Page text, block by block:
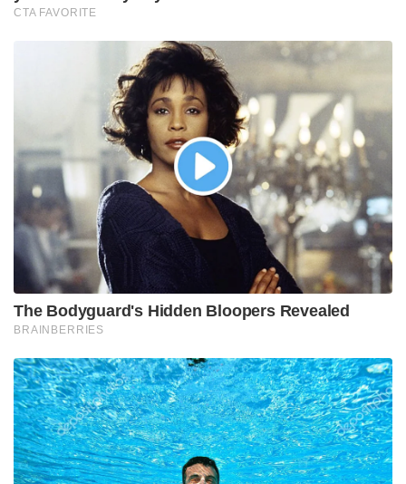
CTA FAVORITE
The Bodyguard's Hidden Bloopers Revealed
BRAINBERRIES